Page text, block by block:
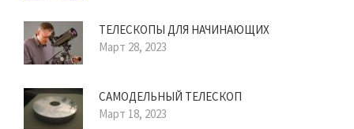
ТЕЛЕСКОПЫ ДЛЯ НАЧИНАЮЩИХ
Март 28, 2023
САМОДЕЛЬНЫЙ ТЕЛЕСКОП
Март 18, 2023